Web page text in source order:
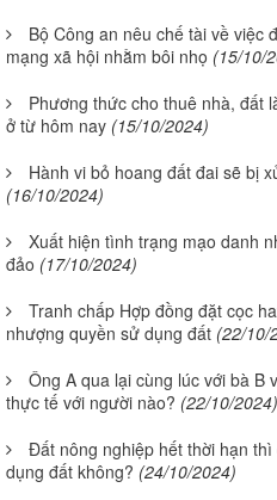
Bộ Công an nêu chế tài về việc
mạng xã hội nhằm bôi nhọ (15/10/
Phương thức cho thuê nhà, đất
ở từ hôm nay (15/10/2024)
Hành vi bỏ hoang đất đai sẽ bị
(16/10/2024)
Xuất hiện tình trạng mạo danh
đảo (17/10/2024)
Tranh chấp Hợp đồng đặt cọc
nhượng quyền sử dụng đất (22/10/
Ông A qua lại cùng lúc với bà B
thực tế với người nào? (22/10/2024)
Đất nông nghiệp hết thời hạn
dụng đất không? (24/10/2024)